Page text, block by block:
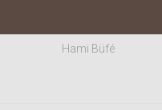
Hami Büfé